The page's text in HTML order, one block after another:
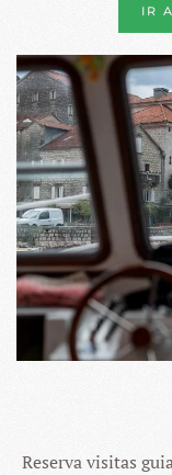
IR
Reserva visitas